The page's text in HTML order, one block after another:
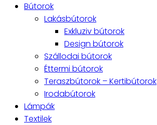
Bútorok
Lakásbútorok
Exkluziv bútorok
Design bútorok
Szállodai bútorok
Éttermi bútorok
Teraszbútorok – Kertibútorok
Irodabútorok
Lámpák
Textilek